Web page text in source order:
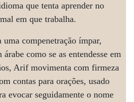
que tenta aprender no
em que trabalha.
uma compenetração ímpar,
árabe como se as entendesse em
Arif movimenta com firmeza
contas para orações, usado
evocar seguidamente o nome